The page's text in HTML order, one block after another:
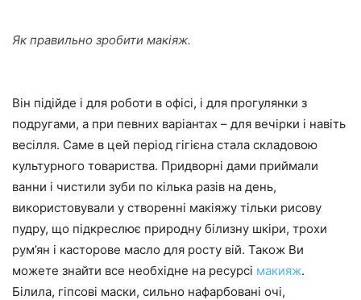
Як правильно зробити макіяж.
Він підійде і для роботи в офісі, і для прогулянки з
подругами, а при певних варіантах – для вечірки і навіть
весілля. Саме в цей період гігієна стала складовою
культурного товариства. Придворні дами приймали
ванни і чистили зуби по кілька разів на день,
використовували у створенні макіяжу тільки рисову
пудру, що підкреслює природну білизну шкіри, трохи
рум’ян і касторове масло для росту вій. Також Ви
можете знайти все необхідне на ресурсі макияж.
Білила, гіпсові маски, сильно нафарбовані очі,